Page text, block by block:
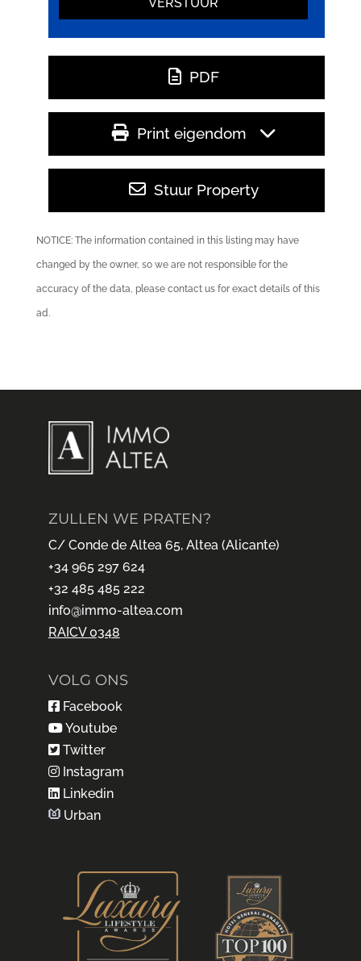
PDF
Print eigendom
Stuur Property
NOTICE: The information contained in this listing may have
changed by the owner, so we are not responsible for the
accuracy of the data, please contact us for exact details of this
ad.
ZULLEN WE PRATEN?
C/ Conde de Altea 65, Altea (Alicante)
+34 965 297 624
+32 485 485 222
info@immo-altea.com
RAICV 0348
VOLG ONS
Facebook
Youtube
Twitter
Instagram
Linkedin
Urban